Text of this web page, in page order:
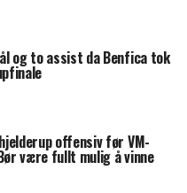
og to assist da Benfica tok
offensiv før VM-
være fullt mulig å vinne